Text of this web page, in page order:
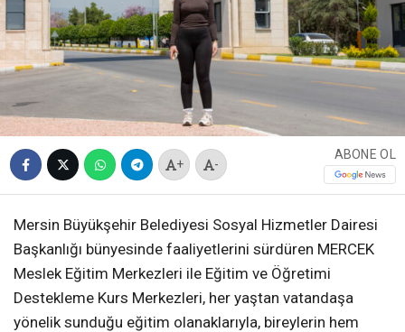
+ -
ABONE OL
Mersin Büyükşehir Belediyesi Sosyal Hizmetler Dairesi
Başkanlığı bünyesinde faaliyetlerini sürdüren MERCEK
Meslek Eğitim Merkezleri ile Eğitim ve Öğretimi
Destekleme Kurs Merkezleri, her yaştan vatandaşa
yönelik sunduğu eğitim olanaklarıyla, bireylerin hem